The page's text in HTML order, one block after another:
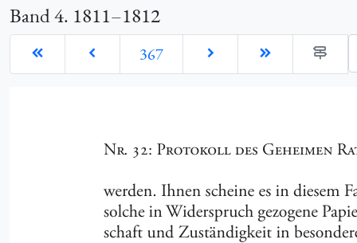
Band 4. 1811–1812
367